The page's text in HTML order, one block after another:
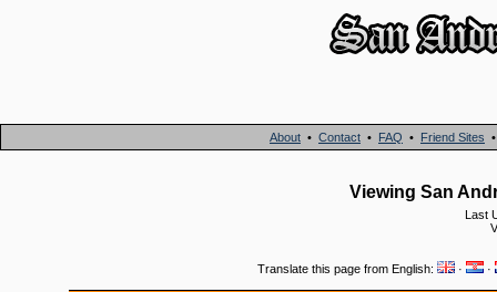
About • Contact • FAQ • Friend Sites
Viewing San
Last
Translate this page from English: · ·